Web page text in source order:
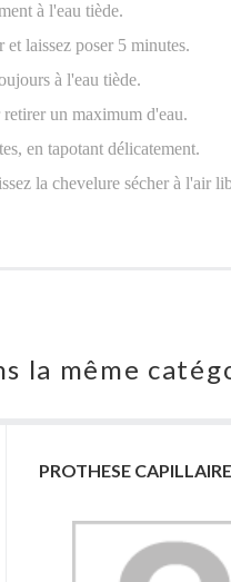
à l'eau tiède.
laissez poser 5 minutes.
à l'eau tiède.
un maximum d'eau.
en tapotant délicatement.
la chevelure sécher à l'air
la même
PROTHESE